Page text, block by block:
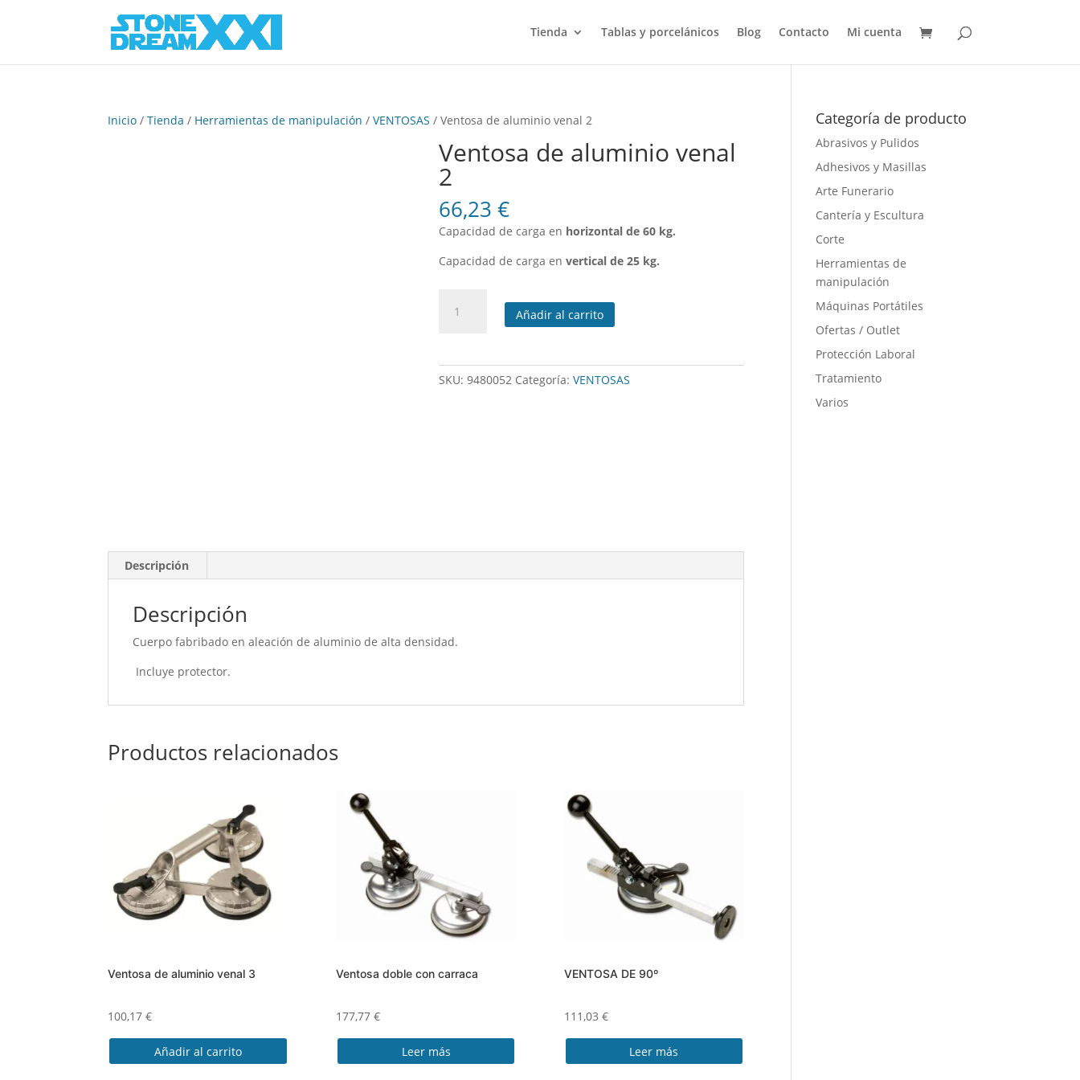
Tienda Tablas y porcelánicos Blog Contacto Mi cuenta
Inicio /Tienda / Herramientas de manipulación /VENTOSAS / Ventosa de aluminio venal 2
Ventosa de aluminio venal
2
66,23€
Capacidad de carga en horizontal de 60 kg.
Capacidad de carga envertical de 25 kg.
Añadir al carrito
SKU:9480052 Categoría:VENTOSAS
Descripción
Descripción
Cuerpo fabribado en aleación de aluminio de alta densidad.
Incluye protector.
Productos relacionados
Ventosa de aluminio venal 3
100,17€
Añadir al carrito
Ventosa doble con carraca
177,77 €
Leer más
VENTOSA DE 90º
111,03 €
Leer más
Categoría de producto
Abrasivos y Pulidos
Adhesivos y Masillas
Arte Funerario
Cantería y Escultura
Corte
Herramientas de
manipulación
Máquinas Portátiles
Ofertas / Outlet
Protección Laboral
Tratamiento
Varios